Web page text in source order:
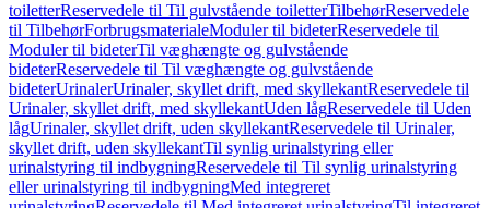
toiletterReservedele til Til gulvstående toiletterTilbehørReservedele
til TilbehørForbrugsmaterialeModuler til bideterReservedele til
Moduler til bideterTil væghængte og gulvstående
bideterReservedele til Til væghængte og gulvstående
bideterUrinalerUrinaler, skyllet drift, med skyllekantReservedele til
Urinaler, skyllet drift, med skyllekantUden lågReservedele til Uden
lågUrinaler, skyllet drift, uden skyllekantReservedele til Urinaler,
skyllet drift, uden skyllekantTil synlig urinalstyring eller
urinalstyring til indbygningReservedele til Til synlig urinalstyring
eller urinalstyring til indbygningMed integreret